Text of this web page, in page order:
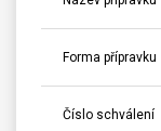
Forma přípravku
Číslo schválení